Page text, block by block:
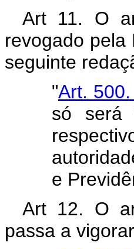
Art 11. O
revogado pela
seguinte
"Art. 500.
só será
e
Art 12. O
passa a